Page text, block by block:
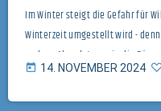
Im Winter steigt die Gefahr für
Winterzeit umgestellt wird -
und am Abend genau in die
die Gefahr von einem Unfall
today 14. NOVEMBER 2024